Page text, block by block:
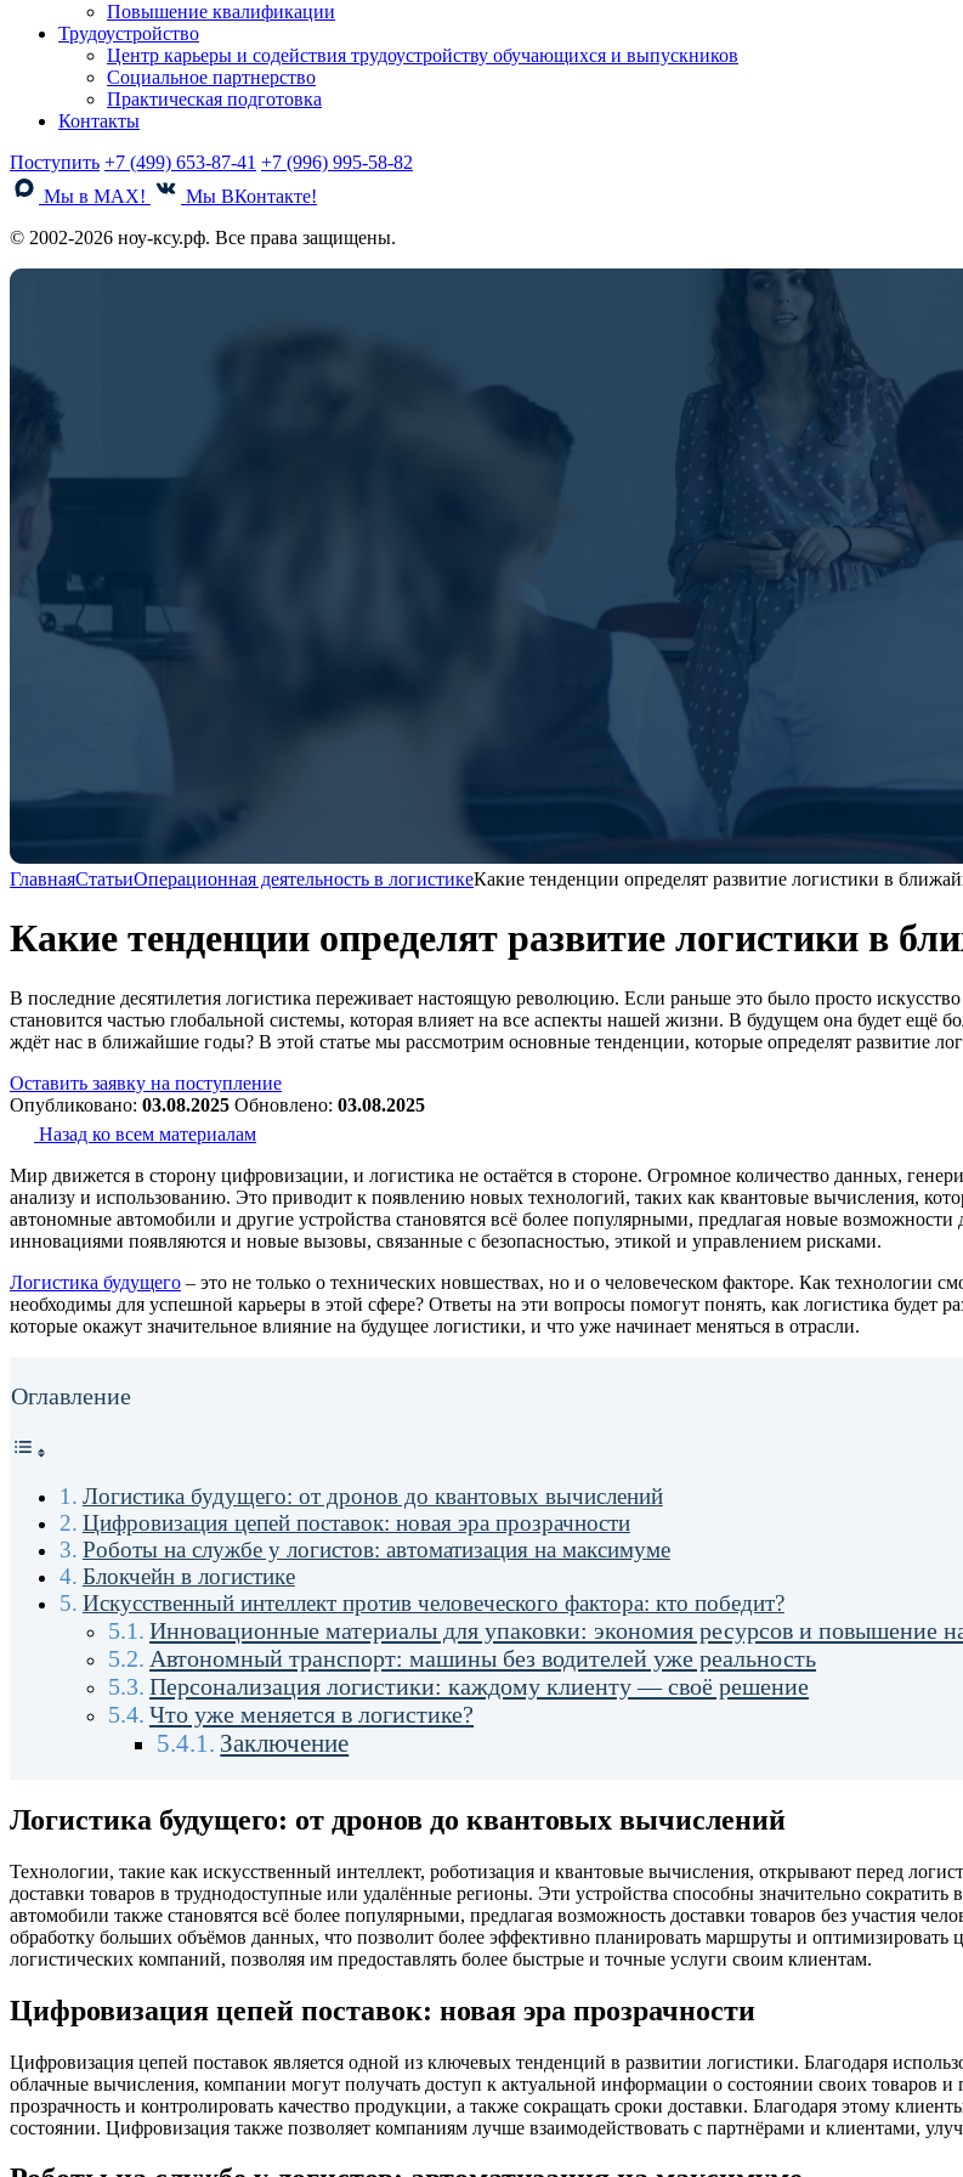
Повышение квалификации
Трудоустройство
Центр карьеры и содействия трудоустройству обучающихся и выпускников
Социальное партнерство
Практическая подготовка
Контакты
Поступить +7 (499) 653-87-41 +7 (996) 995-58-82
Мы в MAX!
Мы ВКонтакте!
© 2002-2026 ноу-ксу.рф. Все права защищены.
ГлавнаяСтатьиОперационная деятельность в логистикеКакие тенденции определят развитие логистики в
Какие тенденции определят развитие логистики в
В последние десятилетия логистика переживает настоящую революцию. Если раньше это было просто
становится частью глобальной системы, которая влияет на все аспекты нашей жизни. В будущем она будет
ждёт нас в ближайшие годы? В этой статье мы рассмотрим основные тенденции, которые определят развитие
Оставить заявку на поступление
Опубликовано: 03.08.2025 Обновлено: 03.08.2025
Назад ко всем материалам
Мир движется в сторону цифровизации, и логистика не остаётся в стороне. Огромное количество данных,
анализу и использованию. Это приводит к появлению новых технологий, таких как квантовые вычисления,
автономные автомобили и другие устройства становятся всё более популярными, предлагая новые
инновациями появляются и новые вызовы, связанные с безопасностью, этикой и управлением рисками.
Логистика будущего – это не только о технических новшествах, но и о человеческом факторе. Как технологии
необходимы для успешной карьеры в этой сфере? Ответы на эти вопросы помогут понять, как логистика будет
которые окажут значительное влияние на будущее логистики, и что уже начинает меняться в отрасли.
Оглавление
Логистика будущего: от дронов до квантовых вычислений
Цифровизация цепей поставок: новая эра прозрачности
Роботы на службе у логистов: автоматизация на максимуме
Блокчейн в логистике
Искусственный интеллект против человеческого фактора: кто победит?
Инновационные материалы для упаковки: экономия ресурсов и повышение
Автономный транспорт: машины без водителей уже реальность
Персонализация логистики: каждому клиенту — своё решение
Что уже меняется в логистике?
Заключение
Логистика будущего: от дронов до квантовых вычислений
Технологии, такие как искусственный интеллект, роботизация и квантовые вычисления, открывают перед
доставки товаров в труднодоступные или удалённые регионы. Эти устройства способны значительно
автомобили также становятся всё более популярными, предлагая возможность доставки товаров без участия
обработку больших объёмов данных, что позволит более эффективно планировать маршруты и
логистических компаний, позволяя им предоставлять более быстрые и точные услуги своим клиентам.
Цифровизация цепей поставок: новая эра прозрачности
Цифровизация цепей поставок является одной из ключевых тенденций в развитии логистики. Благодаря
облачные вычисления, компании могут получать доступ к актуальной информации о состоянии своих товаров
прозрачность и контролировать качество продукции, а также сокращать сроки доставки. Благодаря этому
состоянии. Цифровизация также позволяет компаниям лучше взаимодействовать с партнёрами и клиентами,